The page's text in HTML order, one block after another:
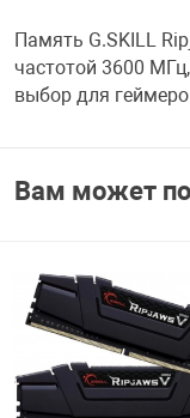
Память G.SKILL
частотой 3600
выбор для
Вам может